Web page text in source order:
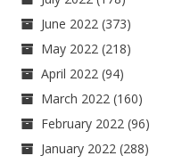
June 2022 (373)
May 2022 (218)
April 2022 (94)
March 2022 (160)
February 2022 (96)
January 2022 (288)